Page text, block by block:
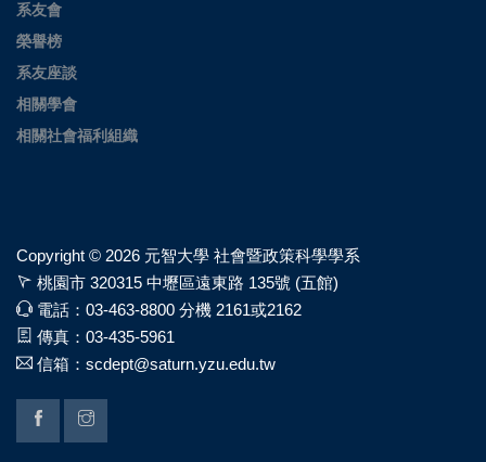
系友會
榮譽榜
系友座談
相關學會
相關社會福利組織
Copyright © 2026 元智大學 社會暨政策科學學系
桃園市 320315 中壢區遠東路 135號 (五館)
電話：03-463-8800 分機 2161或2162
傳真：03-435-5961
信箱：scdept@saturn.yzu.edu.tw